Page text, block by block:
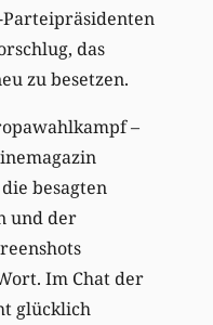
das
zu besetzen.
–
besagten
und der
Im Chat der
glücklich